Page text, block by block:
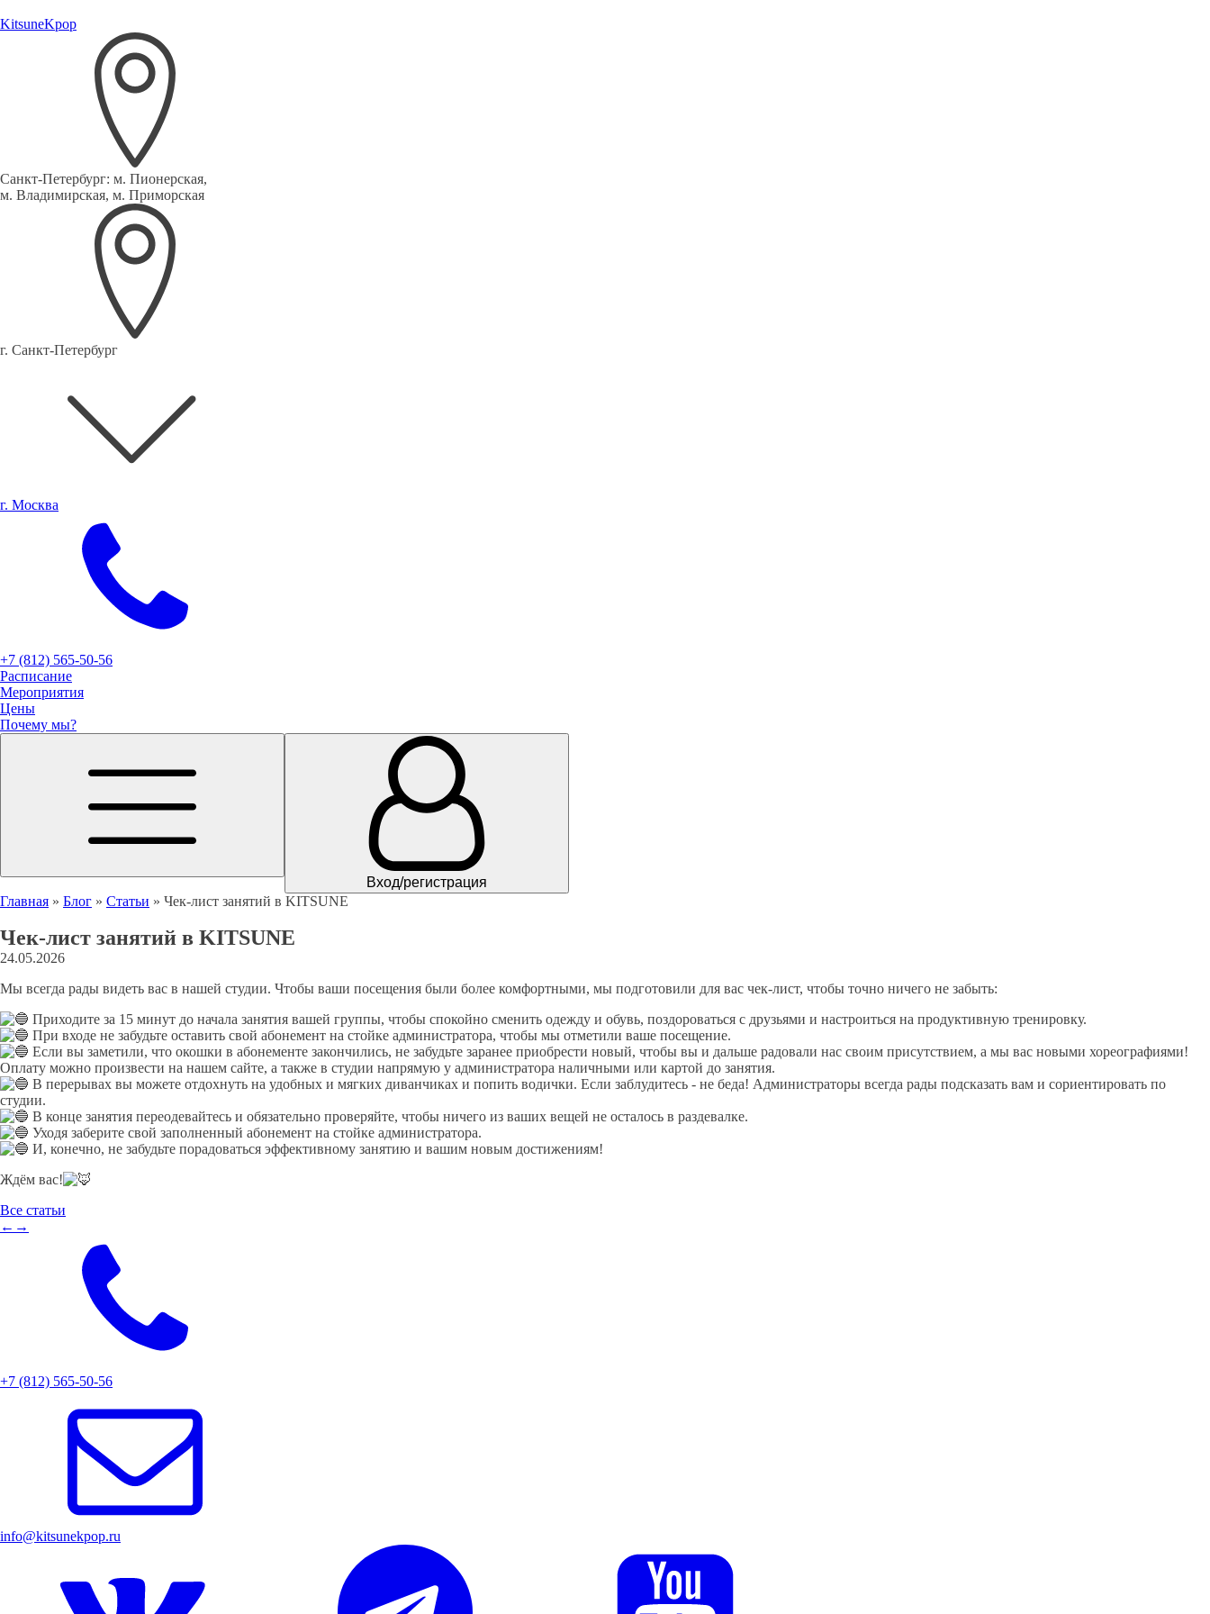
KitsuneKpop
Санкт-Петербург: м. Пионерская,
м. Владимирская, м. Приморская
г. Санкт-Петербург
г. Москва
+7 (812) 565-50-56
Расписание
Мероприятия
Цены
Почему мы?
Вход/регистрация
Главная » Блог » Статьи » Чек-лист занятий в KITSUNE
Чек-лист занятий в KITSUNE
24.05.2026
Мы всегда рады видеть вас в нашей студии. Чтобы ваши посещения были более комфортными, мы подготовили для вас чек-лист, чтобы точно ничего не забыть:
Приходите за 15 минут до начала занятия вашей группы, чтобы спокойно сменить одежду и обувь, поздороваться с друзьями и настроиться на продуктивную тренировку.
При входе не забудьте оставить свой абонемент на стойке администратора, чтобы мы отметили ваше посещение.
Если вы заметили, что окошки в абонементе закончились, не забудьте заранее приобрести новый, чтобы вы и дальше радовали нас своим присутствием, а мы вас новыми хореографиями!
Оплату можно произвести на нашем сайте, а также в студии напрямую у администратора наличными или картой до занятия.
В перерывах вы можете отдохнуть на удобных и мягких диванчиках и попить водички. Если заблудитесь - не беда! Администраторы всегда рады подсказать вам и сориентировать по
студии.
В конце занятия переодевайтесь и обязательно проверяйте, чтобы ничего из ваших вещей не осталось в раздевалке.
Уходя заберите свой заполненный абонемент на стойке администратора.
И, конечно, не забудьте порадоваться эффективному занятию и вашим новым достижениям!
Ждём вас!
Все статьи
← →
+7 (812) 565-50-56
info@kitsunekpop.ru